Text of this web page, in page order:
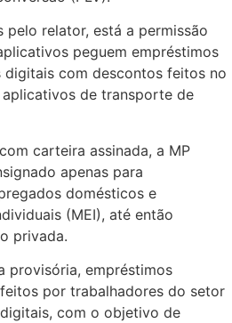
pelo relator, está a permissão
peguem empréstimos
com descontos feitos no
de transporte de
carteira assinada, a MP
apenas para
domésticos e
(MEI), até então
privada.
provisória, empréstimos
por trabalhadores do setor
com o objetivo de